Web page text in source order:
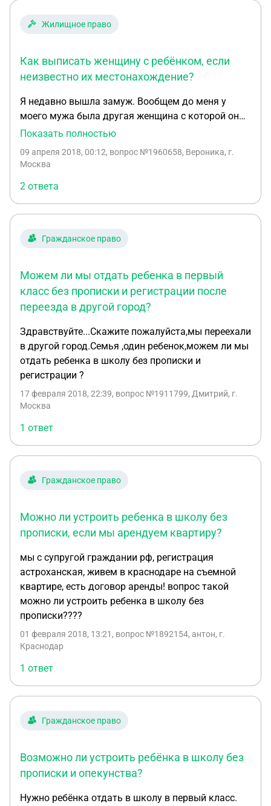
Жилищное право
Как выписать женщину с ребёнком, если
неизвестно их местонахождение?
Я недавно вышла замуж. Вообщем до меня у
моего мужа была другая женщина с которой он
познакомился на отдыхе в крыму. Вообщем он Ее
другого мужчины. Стали жить вместе. Потом она
прописки попросила его сделать ей и ребёнку
прописку в его же квартире. После прописки на 5
ый день она исчезла вместе с ребёнком. Скажите
пожалуйста мой муж имеет право выписать ее и
ее дочь которой исполнится в этом месяце уже 14
не знает на данный момент где они находятся и
связь с ними не имеет?
Показать полностью
09 апреля 2018, 00:12, вопрос №1960658, Вероника, г.
Москва
2 ответа
Гражданское право
Можем ли мы отдать ребенка в первый
класс без прописки и регистрации после
переезда в другой город?
Здравствуйте...Скажите пожалуйста,мы переехали
в другой город.Семья ,один ребенок,можем ли мы
отдать ребенка в школу без прописки и
регистрации ?
17 февраля 2018, 22:39, вопрос №1911799, Дмитрий, г.
Москва
1 ответ
Гражданское право
Можно ли устроить ребенка в школу без
прописки, если мы арендуем квартиру?
мы с супругой граждании рф, регистрация
астроханская, живем в краснодаре на съемной
квартире, есть договор аренды! вопрос такой
можно ли устроить ребенка в школу без
прописки????
01 февраля 2018, 13:21 , вопрос №1892154, антон, г.
Краснодар
1 ответ
Гражданское право
Возможно ли устроить ребёнка в школу без
прописки и опекунства?
Нужно ребёнка отдать в школу в первый класс.